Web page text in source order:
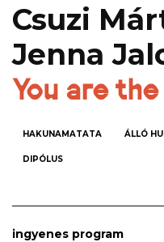
Csuzi
Jenna
You are
HAKUNAMATATA ÁLLÓ
DIPÓLUS
ingyenes program